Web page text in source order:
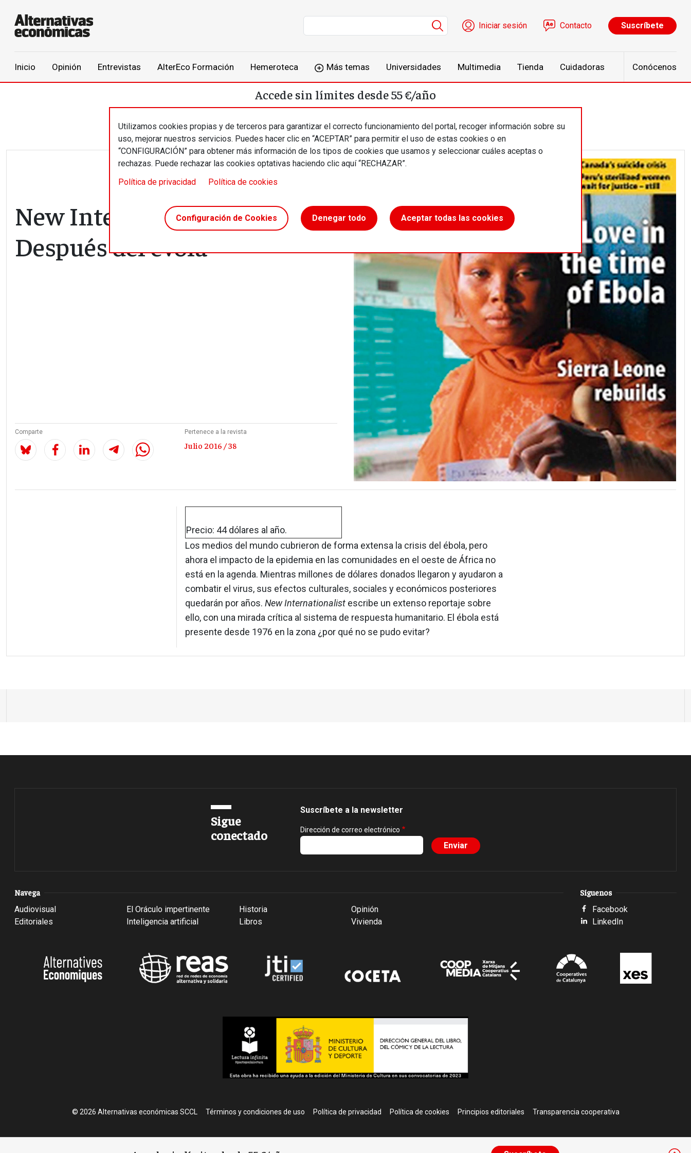
Menú de cuenta de usuario
Iniciar sesión Contacto Suscríbete
Inicio Opinión Entrevistas AlterEco Formación Hemeroteca Más temas Universidades Multimedia Tienda Cuidadoras Conócenos
Utilizamos cookies propias y de terceros para garantizar el correcto funcionamiento del portal, recoger información sobre su
uso, mejorar nuestros servicios. Puedes hacer clic en “ACEPTAR” para permitir el uso de estas cookies o en
“CONFIGURACIÓN” para obtener más información de los tipos de cookies que usamos y seleccionar cuáles aceptas o
rechazas. Puede rechazar las cookies optativas haciendo clic aquí “RECHAZAR”.
Política de privacidad
Política de cookies
Configuración de Cookies Denegar todo Aceptar todas las cookies
Accede sin límites desde 55 €/año
New Internationalist //
Después del évola
Comparte Pertenece a la revista
Julio 2016 / 38
Precio: 44 dólares al año.
Los medios del mundo cubrieron de forma extensa la crisis del ébola, pero
ahora el impacto de la epidemia en las comunidades en el oeste de África no
está en la agenda. Mientras millones de dólares donados llegaron y ayudaron a
combatir el virus, sus efectos culturales, sociales y económicos posteriores
quedarán por años. New Internationalistescribe un extenso reportaje sobre
ello, con una mirada crítica al sistema de respuesta humanitario. El ébola está
presente desde 1976 en la zona ¿por qué no se pudo evitar?
Sigue
conectado
Suscríbete a la newsletter
Dirección de correo electrónico
Navega
Audiovisual
Editoriales
El Oráculo impertinente
Inteligencia artificial
Historia
Libros
Opinión
Vivienda
Síguenos
Facebook
LinkedIn
© 2026 Alternativas económicas SCCL Footer
Términos y condiciones de uso Política de privacidad Política de cookies Principios editoriales Transparencia cooperativa